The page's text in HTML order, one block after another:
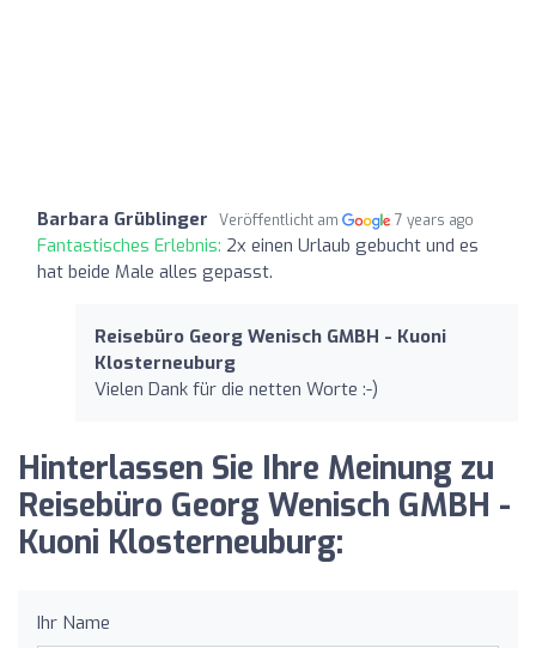
Barbara Grüblinger Veröffentlicht am 7 years ago
Fantastisches Erlebnis: 2x einen Urlaub gebucht und es
hat beide Male alles gepasst.
Reisebüro Georg Wenisch GMBH - Kuoni
Klosterneuburg
Vielen Dank für die netten Worte :-)
Hinterlassen Sie Ihre Meinung zu
Reisebüro Georg Wenisch GMBH -
Kuoni Klosterneuburg:
Ihr Name